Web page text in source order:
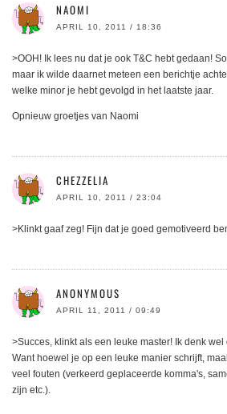
NAOMI
APRIL 10, 2011 / 18:36
>OOH! Ik lees nu dat je ook T&C hebt gedaan!
maar ik wilde daarnet meteen een berichtje
welke minor je hebt gevolgd in het laatste jaar.
Opnieuw groetjes van Naomi
CHEZZELIA
APRIL 10, 2011 / 23:04
>Klinkt gaaf zeg! Fijn dat je goed gemotiveerd
ANONYMOUS
APRIL 11, 2011 / 09:49
>Succes, klinkt als een leuke master! Ik denk
Want hoewel je op een leuke manier schrijft,
veel fouten (verkeerd geplaceerde komma's,
zijn etc.).